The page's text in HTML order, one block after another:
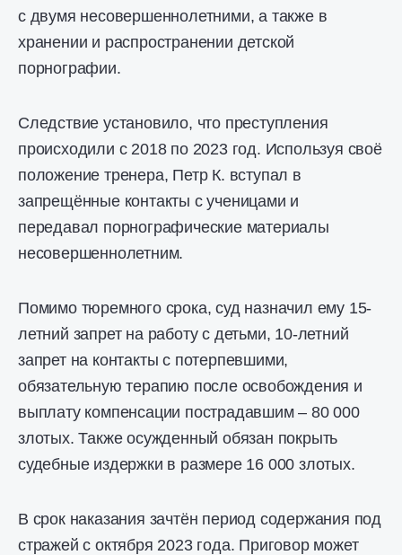
с двумя несовершеннолетними, а также в
хранении и распространении детской
порнографии.
Следствие установило, что преступления
происходили с 2018 по 2023 год. Используя своё
положение тренера, Петр К. вступал в
запрещённые контакты с ученицами и
передавал порнографические материалы
несовершеннолетним.
Помимо тюремного срока, суд назначил ему 15-
летний запрет на работу с детьми, 10-летний
запрет на контакты с потерпевшими,
обязательную терапию после освобождения и
выплату компенсации пострадавшим – 80 000
злотых. Также осужденный обязан покрыть
судебные издержки в размере 16 000 злотых.
В срок наказания зачтён период содержания под
стражей с октября 2023 года. Приговор может